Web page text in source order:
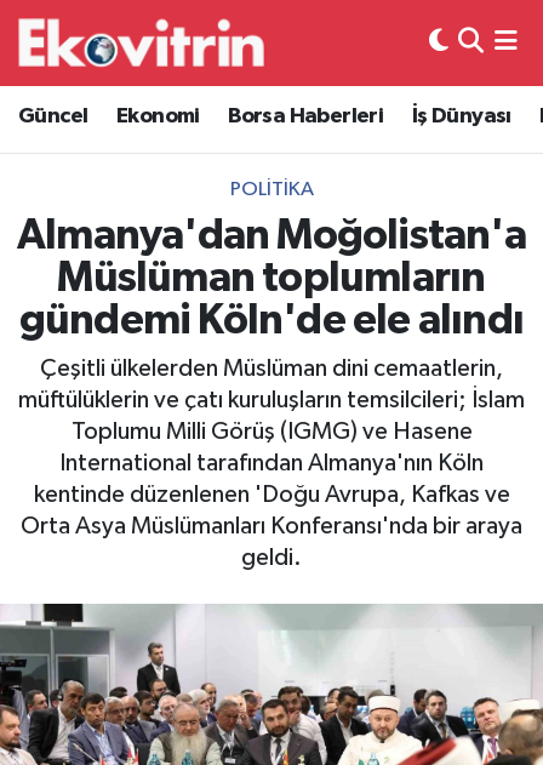
Güncel Ekonomi Borsa Haberleri İş Dünyası
POLITIKA
Almanya'dan Moğolistan'a
Müslüman toplumların
gündemi Köln'de ele alındı
Çeşitli ülkelerden Müslüman dini cemaatlerin,
müftülüklerin ve çatı kuruluşların temsilcileri; İslam
Toplumu Milli Görüş (IGMG) ve Hasene
International tarafından Almanya'nın Köln
kentinde düzenlenen 'Doğu Avrupa, Kafkas ve
Orta Asya Müslümanları Konferansı'nda bir araya
geldi.
Güncel
Ekonomi
Borsa Haberleri
İş Dünyası
Lojistik
Otovitrin
Asayiş
Magazin
Spor
Eğitim
Hava Durumu
Trafik Durumu
Süper Lig Puan Durumu ve Fikstür
Tüm Manşetler
Son Dakika Haberleri
Haber Arşivi